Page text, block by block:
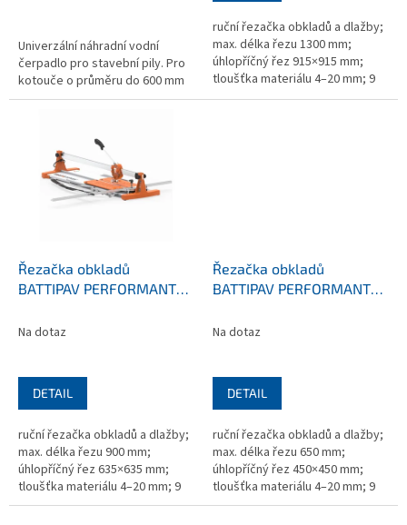
Univerzální náhradní vodní
čerpadlo pro stavební pily. Pro
kotouče o průměru do 600 mm
ruční řezačka obkladů a dlažby;
max. délka řezu 1300 mm;
úhlopříčný řez 915×915 mm;
tloušťka materiálu 4–20 mm; 9
kuličkových ložisek; robustní
Řezačka obkladů
BATTIPAV PERFORMANTE
Na dotaz
DETAIL
ruční řezačka obkladů a dlažby;
max. délka řezu 900 mm;
úhlopříčný řez 635×635 mm;
tloušťka materiálu 4–20 mm; 9
kuličkových ložisek; robustní
Řezačka obkladů
BATTIPAV PERFORMANTE
Na dotaz
DETAIL
ruční řezačka obkladů a dlažby;
max. délka řezu 650 mm;
úhlopříčný řez 450×450 mm;
tloušťka materiálu 4–20 mm; 9
kuličkových ložisek; robustní